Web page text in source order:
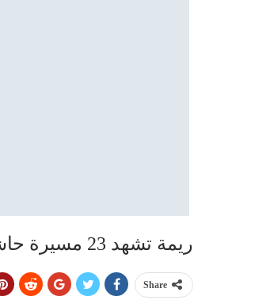
ريمة تشهد 23 مسيرة حاشدة تضامنا مع الشعب الفلسطيني ومقاومته الباسلة
Share